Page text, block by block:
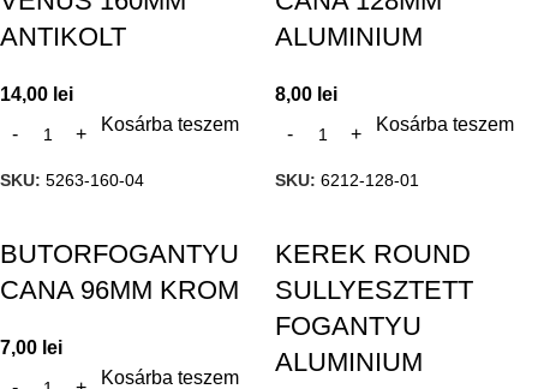
ANTIKOLT
14,00 lei
Kosárba teszem
SKU: 5263-160-04
ALUMINIUM
8,00 lei
Kosárba teszem
SKU: 6212-128-01
BUTORFOGANTYU
CANA 96MM KROM
7,00 lei
Kosárba teszem
KEREK ROUND
SULLYESZTETT
FOGANTYU
ALUMINIUM